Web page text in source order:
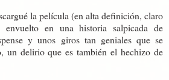
la película (en alta definición, claro
en una historia salpicada de
y unos giros tan geniales que se
un delirio que es también el hechizo de